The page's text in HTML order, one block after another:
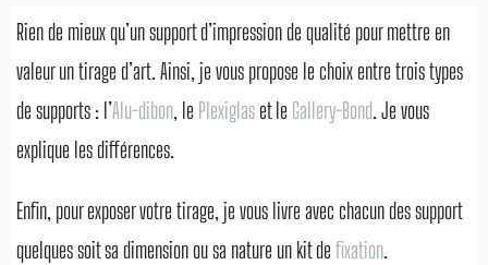
Rien de mieux qu’un support d’impression de qualité pour mettre en
valeur un tirage d’art. Ainsi, je vous propose le choix entre trois types
de supports : l’Alu-dibon, le Plexiglas et le Gallery-Bond. Je vous
explique les différences.
Enfin, pour exposer votre tirage, je vous livre avec chacun des support
quelques soit sa dimension ou sa nature un kit de fixation.